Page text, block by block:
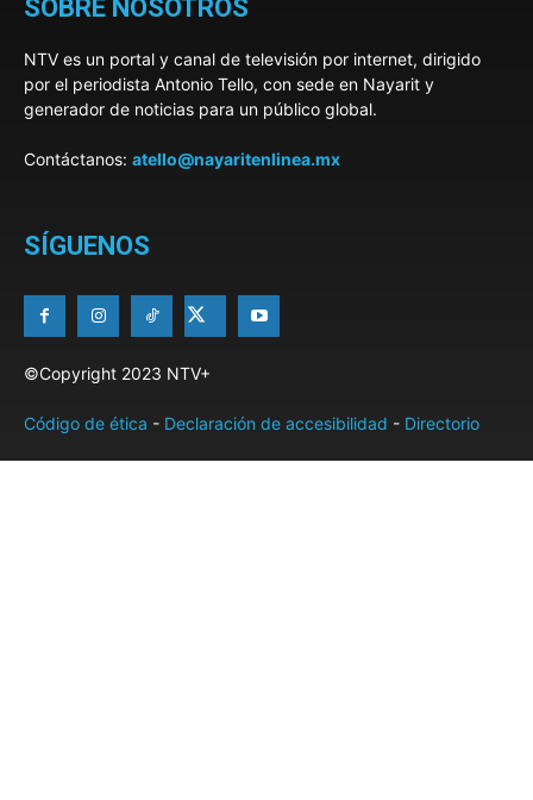
SOBRE NOSOTROS
NTV es un portal y canal de televisión por internet, dirigido
por el periodista Antonio Tello, con sede en Nayarit y
generador de noticias para un público global.
Contáctanos: atello@nayaritenlinea.mx
SÍGUENOS
©Copyright 2023 NTV+
Código de ética - Declaración de accesibilidad - Directorio